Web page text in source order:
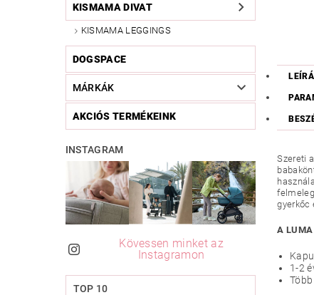
KISMAMA DIVAT
KISMAMA LEGGINGS
DOGSPACE
MÁRKÁK
AKCIÓS TERMÉKEINK
INSTAGRAM
Kövessen minket az
Instagramon
TOP 10
Szereti
gyerkőc
A
1-2